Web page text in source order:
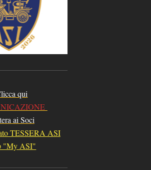
qui
ai Soci
TESSERA ASI
"My ASI"